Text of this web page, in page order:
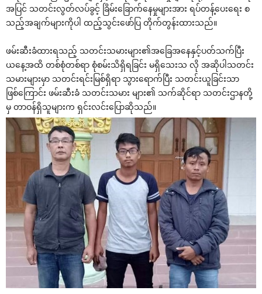
အပြင် သတင်းလွတ်လပ်ခွင့် ခြိမ်း‌ခြောက်‌နေမှုများအား ရပ်တန့်‌ပေး‌ရေး စ
သည့်အချက်များကိုပါ ထည့်သွင်း‌ဖော်ပြ တိုက်တွန်းထားသည်။
ဖမ်းဆီးခံထားရသည့် သတင်းသမားများ၏အ‌ခြေအ‌နေနှင့်ပတ်သက်ပြီး
ယ‌နေ့အထိ တစ်စုံတစ်ရာ စုံစမ်းသိရှိရခြင်း မရှိ‌သေးသ လို အဆိုပါသတင်း
သမားများမှာ သတင်းရင်းမြစ်ရှိရာ သွား‌ရောက်ပြီး သတင်းယူခြင်းသာ
ဖြစ်‌ကြောင်း ဖမ်းဆီးခံ သတင်းသမား များ၏ သက်ဆိုင်ရာ သတင်းဌာနတို့
မှ တာဝန်ရှိသူများက ရှင်းလင်း‌ပြောဆိုသည်။